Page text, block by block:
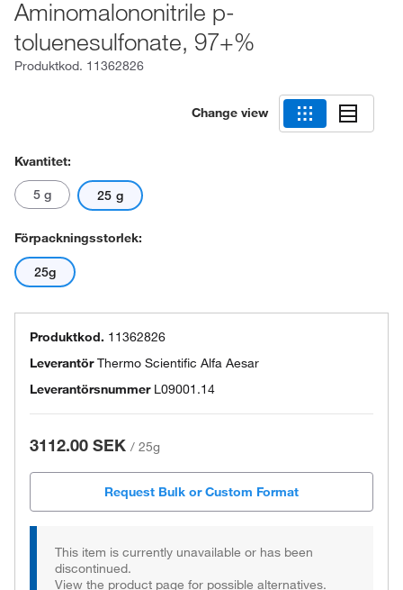
Aminomalononitrile p-
toluenesulfonate, 97+%
Produktkod. 11362826
Change view
Kvantitet:
5 g 25 g
Förpackningsstorlek:
25g
Produktkod. 11362826
LeverantörThermo Scientific Alfa Aesar
Leverantörsnummer L09001.14
3112.00 SEK / 25g
Request Bulk or Custom Format
This item is currently unavailable or has been
discontinued.
View the product page for possible alternatives.